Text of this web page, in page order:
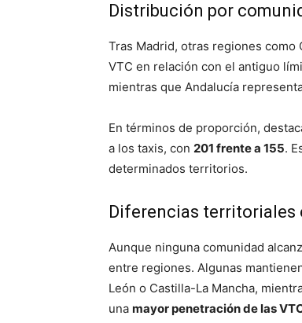
Distribución por
Tras Madrid, otras regiones como
VTC en relación con el antiguo
mientras que Andalucía
En términos de proporción,
a los taxis, con 201 frente a 155.
determinados territorios.
Diferencias territoriales
Aunque ninguna comunidad
entre regiones. Algunas
León o Castilla-La Mancha,
una mayor penetración de las